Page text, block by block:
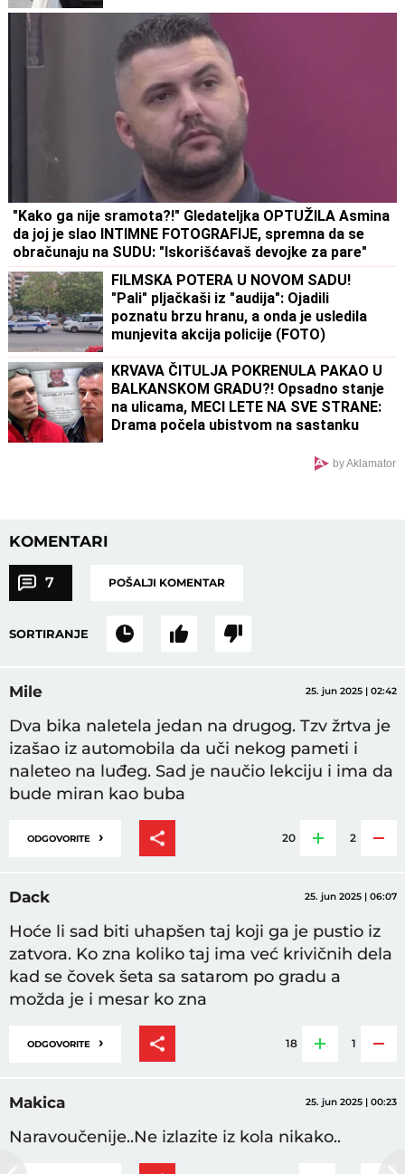
"Kako ga nije sramota?!" Gledateljka OPTUŽILA Asmina
da joj je slao INTIMNE FOTOGRAFIJE, spremna da se
obračunaju na SUDU: "Iskorišćavaš devojke za pare"
FILMSKA POTERA U NOVOM SADU!
"Pali" pljačkaši iz "audija": Ojadili
poznatu brzu hranu, a onda je usledila
munjevita akcija policije (FOTO)
KRVAVA ČITULJA POKRENULA PAKAO U
BALKANSKOM GRADU?! Opsadno stanje
na ulicama, MECI LETE NA SVE STRANE:
Drama počela ubistvom na sastanku
by Aklamator
KOMENTARI
7 POŠALJI KOMENTAR
SORTIRANJE
Mile 25. jun 2025 | 02:42
Dva bika naletela jedan na drugog. Tzv žrtva je
izašao iz automobila da uči nekog pameti i
naleteo na luđeg. Sad je naučio lekciju i ima da
bude miran kao buba
ODGOVORITE › 20 2
Dack 25. jun 2025 | 06:07
Hoće li sad biti uhapšen taj koji ga je pustio iz
zatvora. Ko zna koliko taj ima već krivičnih dela
kad se čovek šeta sa satarom po gradu a
možda je i mesar ko zna
ODGOVORITE › 18 1
Makica 25. jun 2025 | 00:23
Naravoučenije..Ne izlazite iz kola nikako..